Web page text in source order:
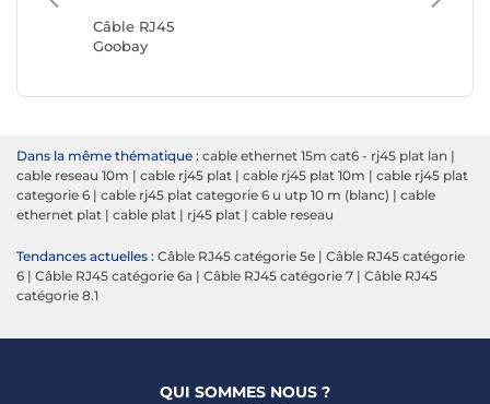
Câble RJ45
Goobay
Dans la même thématique : cable ethernet 15m cat6 - rj45 plat lan |
cable reseau 10m | cable rj45 plat | cable rj45 plat 10m | cable rj45 plat
categorie 6 | cable rj45 plat categorie 6 u utp 10 m (blanc) | cable
ethernet plat | cable plat | rj45 plat | cable reseau
Tendances actuelles : Câble RJ45 catégorie 5e | Câble RJ45 catégorie
6 | Câble RJ45 catégorie 6a | Câble RJ45 catégorie 7 | Câble RJ45
catégorie 8.1
QUI SOMMES NOUS ?